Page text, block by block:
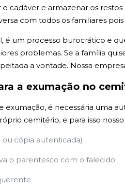
cadáver e armazenar os
com todos os familiares
é um processo burocrático e
problemas. Se a família
a vontade. Nossa
a exumação no
exumação, é necessária uma
cemitério, e para isso
cópia autenticada)
o parentesco com o falecido